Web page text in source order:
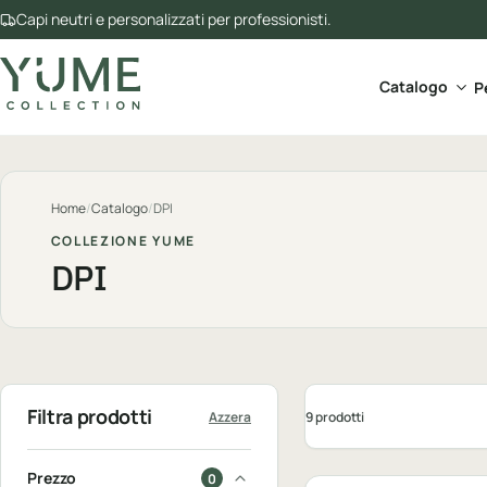
Capi neutri e personalizzati per professionisti.
Catalogo
Home/Catalogo/DPI
COLLEZIONE YUME
DPI
Filtra prodotti Azzera
Prezzo 0
9 prodotti
Personalizzabile